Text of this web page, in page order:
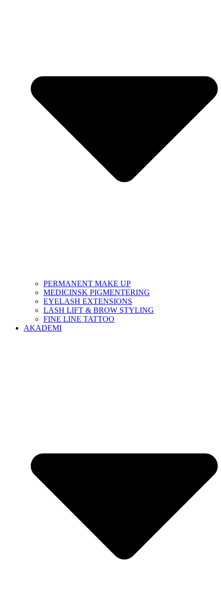
PERMANENT MAKE UP
MEDICINSK PIGMENTERING
EYELASH EXTENSIONS
LASH LIFT & BROW STYLING
FINE LINE TATTOO
AKADEMI